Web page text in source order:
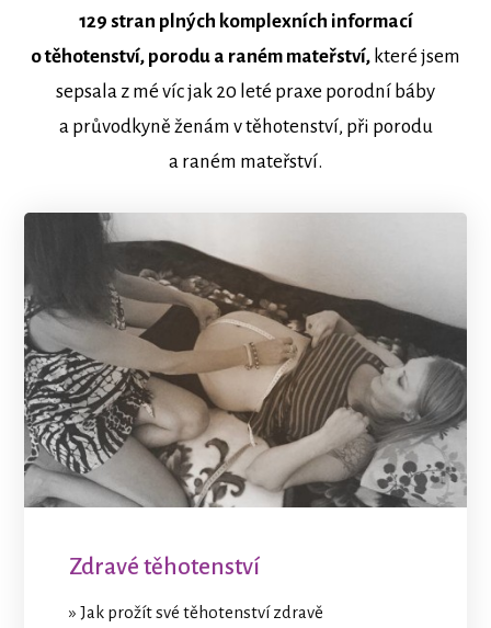
129 stran plných komplexních informací
o těhotenství, porodu a raném mateřství, které jsem
sepsala z mé víc jak 20 leté praxe porodní báby
a průvodkyně ženám v těhotenství, při porodu
a raném mateřství.
Zdravé těhotenství
» Jak prožít své těhotenství zdravě